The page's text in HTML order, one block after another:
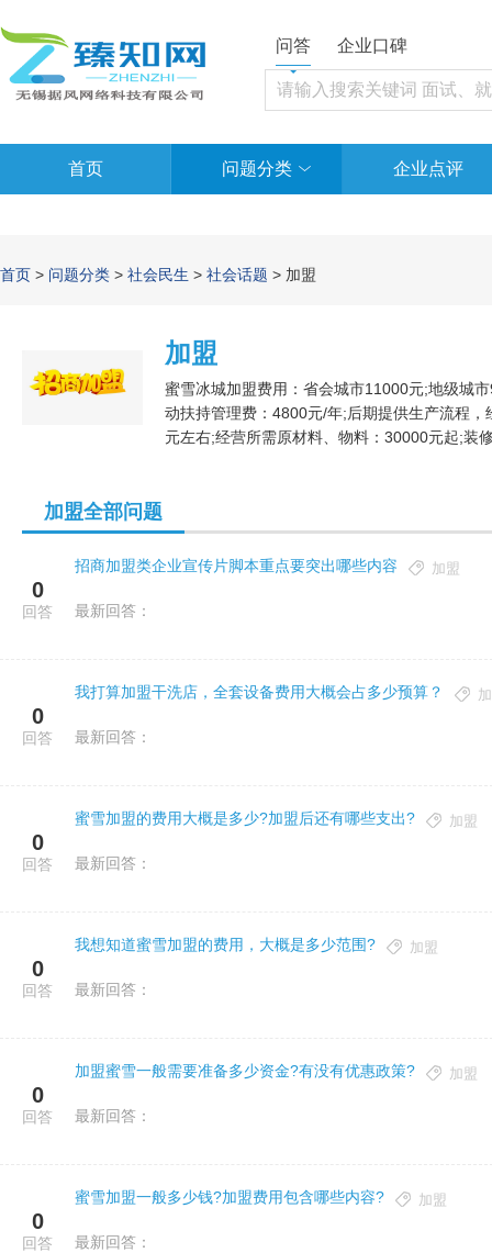
问答 企业口碑
首页 问题分类 企业点评
首页 > 问题分类 > 社会民生 > 社会话题 > 加盟
加盟
蜜雪冰城加盟费用：省会城市11000元;地级城
动扶持管理费：4800元/年;后期提供生产流程
元左右;经营所需原材料、物料：30000元起;装
加盟全部问题
0
回答
招商加盟类企业宣传片脚本重点要突出哪些内容 加盟
最新回答：
0
回答
我打算加盟干洗店，全套设备费用大概会占多少预算？
最新回答：
0
回答
蜜雪加盟的费用大概是多少?加盟后还有哪些支出? 加盟
最新回答：
0
回答
我想知道蜜雪加盟的费用，大概是多少范围? 加盟
最新回答：
0
回答
加盟蜜雪一般需要准备多少资金?有没有优惠政策? 加盟
最新回答：
0
回答
蜜雪加盟一般多少钱?加盟费用包含哪些内容? 加盟
最新回答：